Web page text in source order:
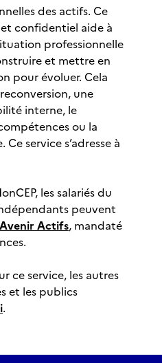
des actifs. Ce
confidentiel aide à
professionnelle
et mettre en
pour évoluer. Cela
une
interne, le
ou la
service s’adresse à
les salariés du
peuvent
Avenir Actifs, mandaté
ce service, les autres
et les publics
.